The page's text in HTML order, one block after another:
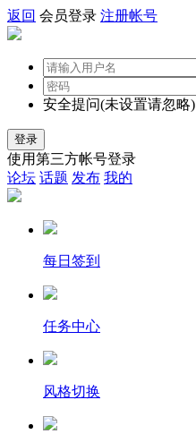
返回 会员登录 注册帐号
安全提问(未设置请忽略)
登录
使用第三方帐号登录
论坛 话题 发布 我的
每日签到
任务中心
风格切换